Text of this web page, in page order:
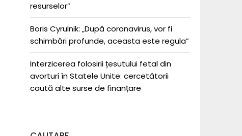
resurselor”
Boris Cyrulnik: „După coronavirus, vor fi
schimbări profunde, aceasta este regula”
Interzicerea folosirii țesutului fetal din
avorturi în Statele Unite: cercetătorii
caută alte surse de finanțare